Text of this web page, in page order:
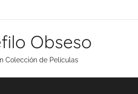
Obseso
Colección de Películas